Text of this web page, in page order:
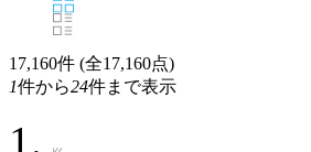
17,160件 (全17,160点)
1件から24件まで表示